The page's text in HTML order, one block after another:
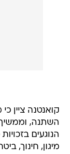
קואנטנה ציין
השתנה,
הנוגעים
מיגון, חינוך,